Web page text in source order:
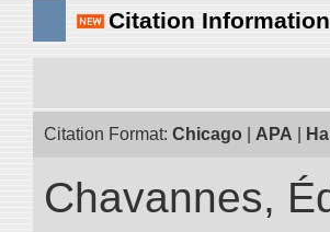
Citation Information
Citation Format: Chicago APA
Chavannes,